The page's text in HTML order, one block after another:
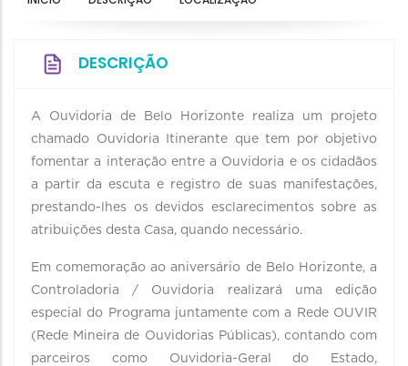
DESCRIÇÃO
A Ouvidoria de Belo Horizonte realiza um projeto
chamado Ouvidoria Itinerante que tem por objetivo
fomentar a interação entre a Ouvidoria e os cidadãos
a partir da escuta e registro de suas manifestações,
prestando-lhes os devidos esclarecimentos sobre as
atribuições desta Casa, quando necessário.
Em comemoração ao aniversário de Belo Horizonte, a
Controladoria / Ouvidoria realizará uma edição
especial do Programa juntamente com a Rede OUVIR
(Rede Mineira de Ouvidorias Públicas), contando com
parceiros como Ouvidoria-Geral do Estado,